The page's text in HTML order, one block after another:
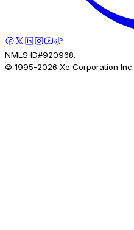
NMLS ID#920968.
© 1995-2026 Xe Corporation Inc.